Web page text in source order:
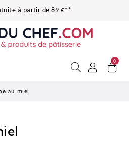
à partir de 89 €**
0
au miel